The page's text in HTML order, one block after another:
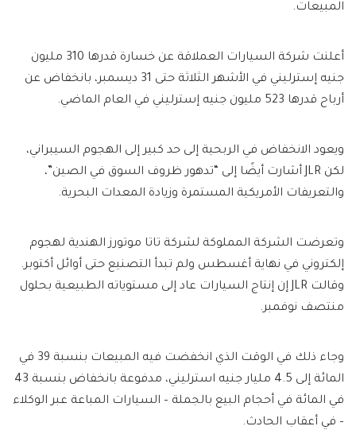
المبيعات.
أعلنت شركة السيارات العملاقة عن خسارة قدرها 310 مليون
جنيه إسترليني في الأشهر الثلاثة حتى 31 ديسمبر، بانخفاض عن
أرباح قدرها 523 مليون جنيه إسترليني في العام الماضي.
ويعود الانخفاض في الربحية إلى حد كبير إلى الهجوم السيبراني،
لكن JLR أشارت أيضًا إلى “تدهور ظروف السوق في الصين”،
والتعريفات الأمريكية المستمرة وزيادة المعدات البحرية.
وتعرضت الشركة المملوكة لشركة تاتا موتورز الهندية لهجوم
إلكتروني في نهاية أغسطس ولم تبدأ التصنيع حتى أوائل أكتوبر.
وقالت JLR إن إنتاج السيارات عاد إلى مستوياته الطبيعية بحلول
منتصف نوفمبر.
وجاء ذلك في الوقت الذي انخفضت فيه المبيعات بنسبة 39 في
المائة إلى 4.5 مليار جنيه استرليني، مدفوعة بانخفاض بنسبة 43
في المائة في أحجام البيع بالجملة – السيارات المباعة عبر الوكلاء
– في أعقاب الحادث.